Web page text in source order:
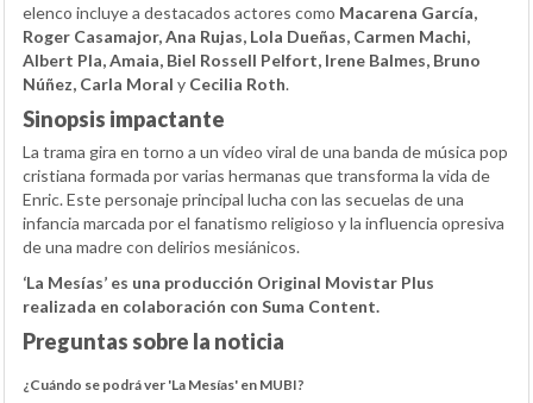
elenco incluye a destacados actores como Macarena García,
Roger Casamajor, Ana Rujas, Lola Dueñas, Carmen Machi,
Albert Pla, Amaia, Biel Rossell Pelfort, Irene Balmes, Bruno
Núñez, Carla Moral y Cecilia Roth.
Sinopsis impactante
La trama gira en torno a un vídeo viral de una banda de música pop
cristiana formada por varias hermanas que transforma la vida de
Enric. Este personaje principal lucha con las secuelas de una
infancia marcada por el fanatismo religioso y la influencia opresiva
de una madre con delirios mesiánicos.
‘La Mesías’ es una producción Original Movistar Plus
realizada en colaboración con Suma Content.
Preguntas sobre la noticia
¿Cuándo se podrá ver 'La Mesías' en MUBI?